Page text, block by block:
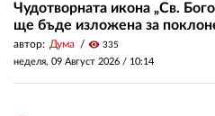
Чудотворната икона „Св.
ще бъде изложена за
автор: Дума visibility 335
неделя, 09 Август 2026 / 10:14